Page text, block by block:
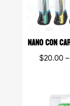
$20.00 –